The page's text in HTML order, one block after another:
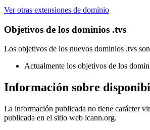
Ver otras extensiones de dominio
Objetivos de los dominios .tvs
Los objetivos de los nuevos dominios .tvs
Actualmente los objetivos de los
Información sobre
La información publicada no tiene carácter
publicada en el sitio web icann.org.